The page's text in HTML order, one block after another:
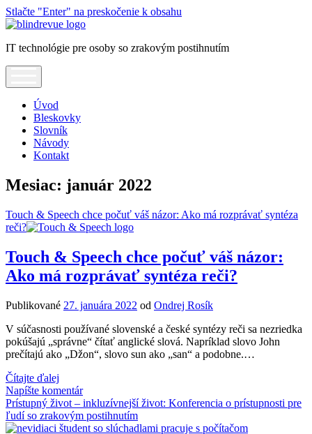
Stlačte "Enter" na preskočenie k obsahu
Blindrevue
IT technológie pre osoby so zrakovým postihnutím
Úvod
Bleskovky
Slovník
Návody
Kontakt
Mesiac: január 2022
Touch & Speech chce počuť váš názor: Ako má rozprávať syntéza
reči?
Touch & Speech chce počuť váš názor:
Ako má rozprávať syntéza reči?
Publikované 27. januára 2022 od Ondrej Rosík
V súčasnosti používané slovenské a české syntézy reči sa nezriedka
pokúšajú „správne“ čítať anglické slová. Napríklad slovo John
prečítajú ako „Džon“, slovo sun ako „san“ a podobne.…
Čítajte ďalej
&
Speech
chce
počuť
Napíšte komentár
Prístupný život – inkluzívnejší život: Konferencia o prístupnosti pre
ľudí so zrakovým postihnutím